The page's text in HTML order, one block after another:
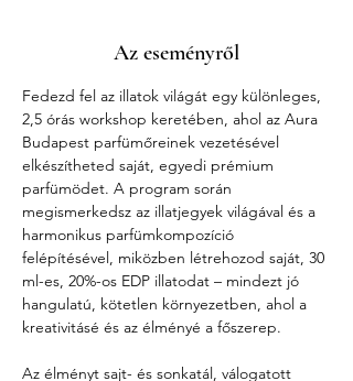
Az eseményről
Fedezd fel az illatok világát egy különleges,
2,5 órás workshop keretében, ahol az Aura
Budapest parfümőreinek vezetésével
elkészítheted saját, egyedi prémium
parfümödet. A program során
megismerkedsz az illatjegyek világával és a
harmonikus parfümkompozíció
felépítésével, miközben létrehozod saját, 30
ml-es, 20%-os EDP illatodat – mindezt jó
hangulatú, kötetlen környezetben, ahol a
kreativitásé és az élményé a főszerep.
Az élményt sajt- és sonkatál, válogatott